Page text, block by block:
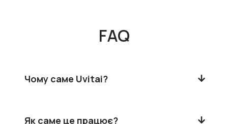
FAQ
Чому саме Uvitai?
Як саме це працює?